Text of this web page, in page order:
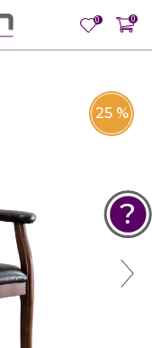
0
0
25 %
PRI KUPOVINI
informacija, pomoć i
porudžbine
381 11 245 18 52
381 64 218 96 52